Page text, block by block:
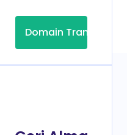
Domain Transfer